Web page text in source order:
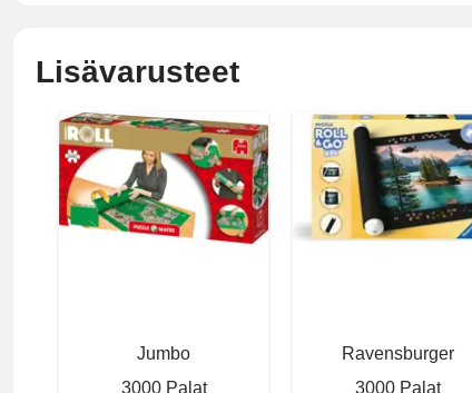
Lisävarusteet
Jumbo
3000 Palat
Ravensburger
3000 Palat